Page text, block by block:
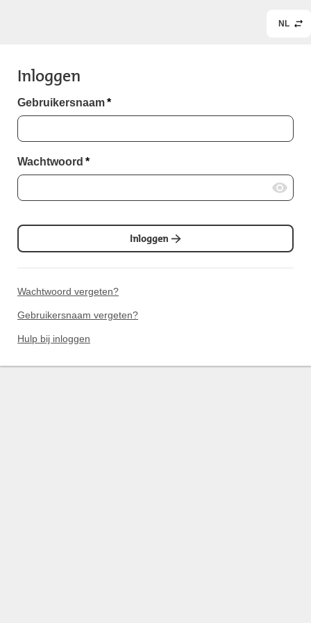
NL
Inloggen
Gebruikersnaam*
Wachtwoord *
Inloggen
Wachtwoord vergeten?
Gebruikersnaam vergeten?
Hulp bij inloggen